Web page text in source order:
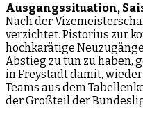
Ausgangssituation,
Nach der
verzichtet. Pistorius zur
hochkarätige
Abstieg zu tun zu haben,
in Freystadt damit,
Teams aus dem
der Großteil der